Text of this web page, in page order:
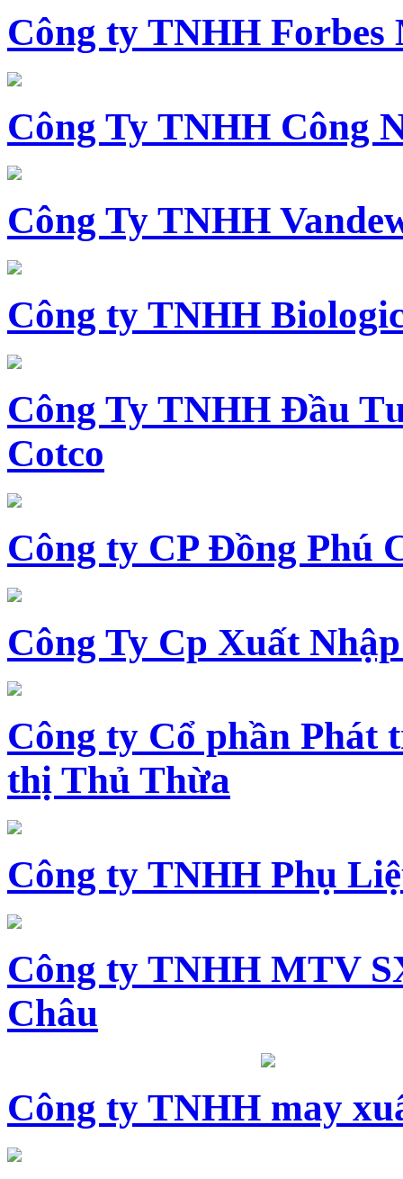
Công ty TNHH
Công Ty TNHH Công
Công Ty TNHH
Công ty TNHH
Công Ty TNHH Đầu
Cotco
Công ty CP Đồng Phú
Công Ty Cp Xuất
Công ty Cổ phần Phát
thị Thủ Thừa
Công ty TNHH Phụ
Công ty TNHH MTV
Châu
Công ty TNHH may